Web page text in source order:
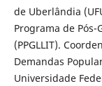
de Uberlândia
Programa de
(PPGLLIT).
Demandas
Universidade